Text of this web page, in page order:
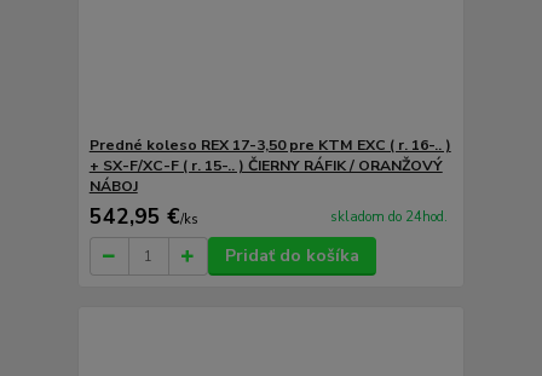
Predné koleso REX 17-3,50 pre KTM EXC ( r. 16-.. )
+ SX-F/XC-F ( r. 15-.. ) ČIERNY RÁFIK / ORANŽOVÝ
NÁBOJ
542,95 €/ks skladom do 24hod.
Pridať do košíka